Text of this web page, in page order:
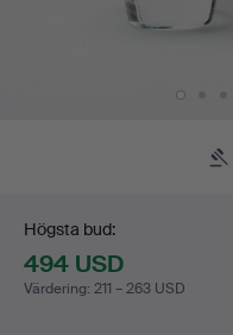
Högsta bud:
494 USD
Värdering: 211 – 263 USD